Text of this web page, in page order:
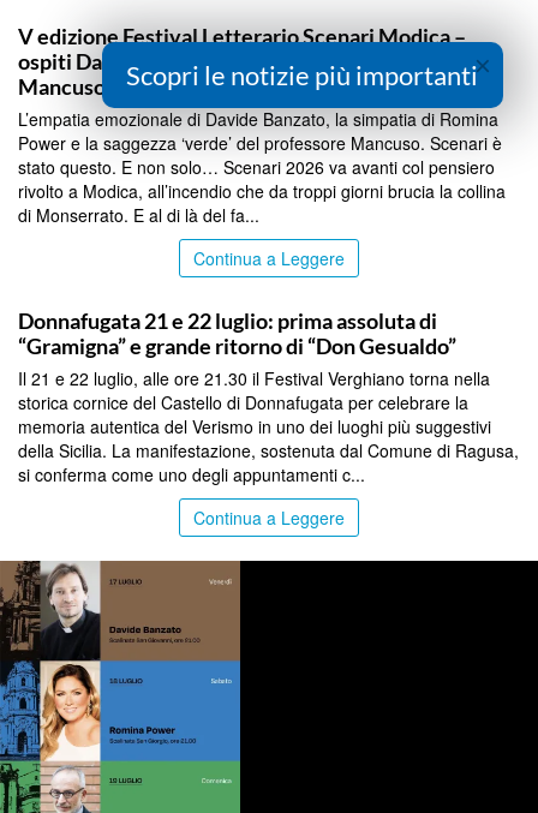
V edizione Festival Letterario Scenari Modica –
ospiti Davide Banzato, Romina Power e Stefano
Mancuso
L’empatia emozionale di Davide Banzato, la simpatia di Romina
Power e la saggezza ‘verde’ del professore Mancuso. Scenari è
stato questo. E non solo… Scenari 2026 va avanti col pensiero
rivolto a Modica, all’incendio che da troppi giorni brucia la collina
di Monserrato. E al di là del fa...
Continua a Leggere
Donnafugata 21 e 22 luglio: prima assoluta di
“Gramigna” e grande ritorno di “Don Gesualdo”
Il 21 e 22 luglio, alle ore 21.30 il Festival Verghiano torna nella
storica cornice del Castello di Donnafugata per celebrare la
memoria autentica del Verismo in uno dei luoghi più suggestivi
della Sicilia. La manifestazione, sostenuta dal Comune di Ragusa,
si conferma come uno degli appuntamenti c...
Continua a Leggere
×
Scopri le notizie più importanti